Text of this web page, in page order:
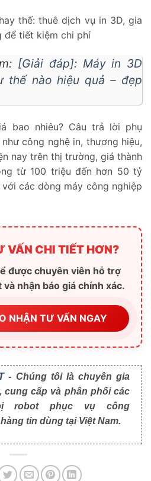
thế: thuê dịch vụ in 3D, gia
để tiết kiệm chi phí
[Giải đáp]: Máy in 3D
thế nào hiệu quả – đẹp
bao nhiêu? Câu trả lời phụ
công nghệ in, thương hiệu,
nay trên thị trường, giá thành
từ 100 triệu đến hơn 50 tỷ
các dòng máy công nghiệp
VẤN CHI TIẾT HƠN?
được chuyên viên hỗ trợ
nhận báo giá chính xác.
NHẬN TƯ VẤN NGAY
- Chúng tôi là chuyên gia
cung cấp và phân phối các
robot phục vụ công
tin dùng tại Việt Nam.